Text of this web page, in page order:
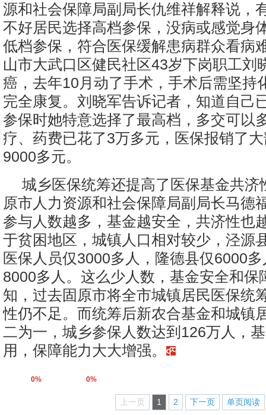
源和社会保障局副局长仇维祥解释说，
不好居民选择高档参保，没病或感觉身
低档参保，符合医保缓解患病群众看病
山市大武口区健民社区43岁下岗职工刘
癌，去年10月动了手术，手术后需坚持
完全康复。刘晓军告诉记者，知道自己
参保时她特意选择了最高档，多交可以
疗、药费已花了3万多元，医保报销了
9000多元。
城乡医保统筹还提高了医保基金共济
原市人力资源和社会保障局副局长马德
参与人数越多，基金越安全，共济性也
于贫困地区，城镇人口相对较少，泾源
医保人员仅3000多人，隆德县仅6000
8000多人。这么少人数，基金安全和保
知，过去固原市将全市城镇居民医保统
性仍不足。而统筹后新农合基金和城镇
二为一，城乡参保人数达到126万人，
用，保障能力大大增强。
0% 0%
上一页 1 2 下一页 单页阅读